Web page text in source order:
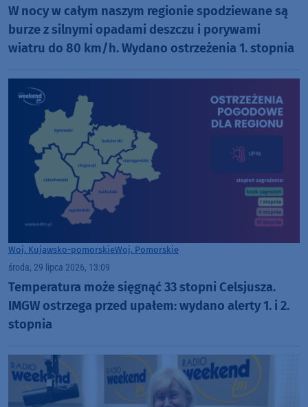
W nocy w całym naszym regionie spodziewane są
burze z silnymi opadami deszczu i porywami
wiatru do 80 km/h. Wydano ostrzeżenia 1. stopnia
Woj. Kujawsko-pomorskieWoj. Pomorskie
środa, 29 lipca 2026, 13:09
Temperatura może sięgnąć 33 stopni Celsjusza.
IMGW ostrzega przed upałem: wydano alerty 1. i 2.
stopnia